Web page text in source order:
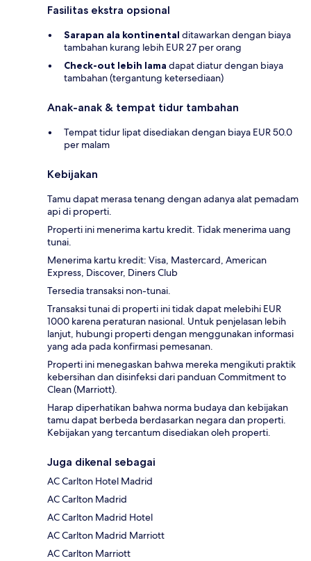
Fasilitas ekstra opsional
Sarapan ala kontinental ditawarkan dengan biaya
tambahan kurang lebih EUR 27 per orang
Check-out lebih lama dapat diatur dengan biaya
tambahan (tergantung ketersediaan)
Anak-anak & tempat tidur tambahan
Tempat tidur lipat disediakan dengan biaya EUR 50.0
per malam
Kebijakan
Tamu dapat merasa tenang dengan adanya alat pemadam
api di properti.
Properti ini menerima kartu kredit. Tidak menerima uang
tunai.
Menerima kartu kredit: Visa, Mastercard, American
Express, Discover, Diners Club
Tersedia transaksi non-tunai.
Transaksi tunai di properti ini tidak dapat melebihi EUR
1000 karena peraturan nasional. Untuk penjelasan lebih
lanjut, hubungi properti dengan menggunakan informasi
yang ada pada konfirmasi pemesanan.
Properti ini menegaskan bahwa mereka mengikuti praktik
kebersihan dan disinfeksi dari panduan Commitment to
Clean (Marriott).
Harap diperhatikan bahwa norma budaya dan kebijakan
tamu dapat berbeda berdasarkan negara dan properti.
Kebijakan yang tercantum disediakan oleh properti.
Juga dikenal sebagai
AC Carlton Hotel Madrid
AC Carlton Madrid
AC Carlton Madrid Hotel
AC Carlton Madrid Marriott
AC Carlton Marriott